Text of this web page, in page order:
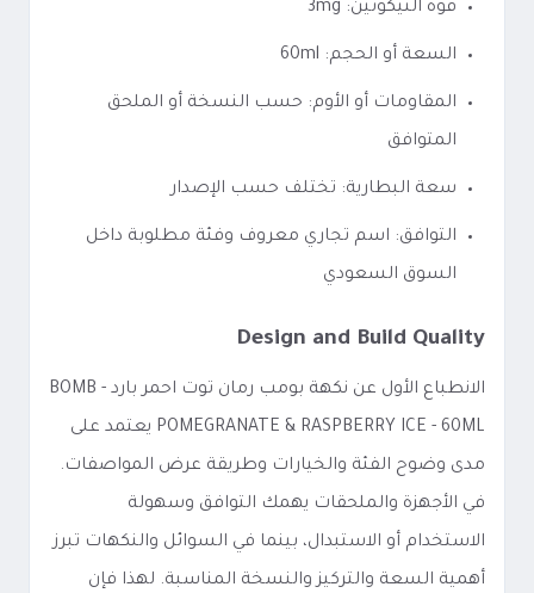
قوة النيكوتين: 3mg
السعة أو الحجم: 60ml
المقاومات أو الأوم: حسب النسخة أو الملحق
المتوافق
سعة البطارية: تختلف حسب الإصدار
التوافق: اسم تجاري معروف وفئة مطلوبة داخل
السوق السعودي
Design and Build Quality
الانطباع الأول عن نكهة بومب رمان توت احمر بارد - BOMB
POMEGRANATE & RASPBERRY ICE - 60ML يعتمد على
مدى وضوح الفئة والخيارات وطريقة عرض المواصفات.
في الأجهزة والملحقات يهمك التوافق وسهولة
الاستخدام أو الاستبدال، بينما في السوائل والنكهات تبرز
أهمية السعة والتركيز والنسخة المناسبة. لهذا فإن